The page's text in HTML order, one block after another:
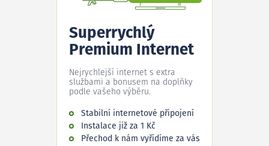
Superrychlý
Premium Internet
Nejrychlejší internet s extra
službami a bonusem na doplňky
podle vašeho výběru.
Stabilní internetové připojení
Instalace již za 1 Kč
Přechod k nám vyřídíme za vás